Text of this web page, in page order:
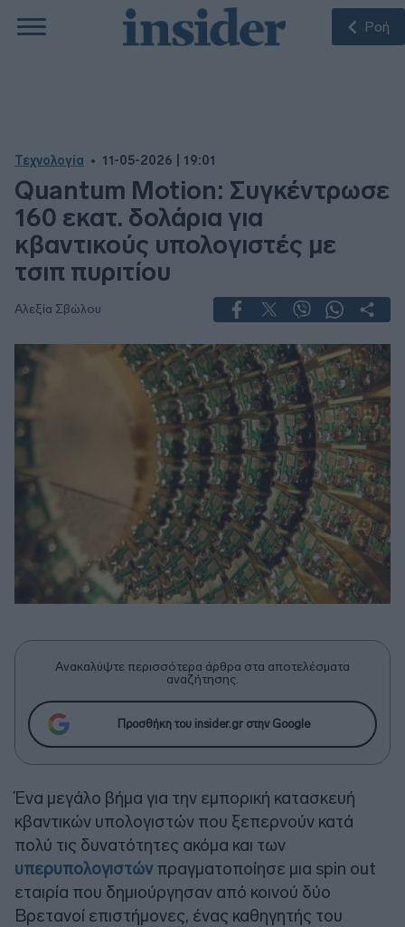
Ροή
Τεχνολογία 11-05-2026 | 19:01
Quantum Motion: Συγκέντρωσε
160 εκατ. δολάρια για
κβαντικούς υπολογιστές με
τσιπ πυριτίου
Αλεξία Σβώλου
Ανακαλύψτε περισσότερα άρθρα στα αποτελέσματα
αναζήτησης.
Προσθήκη του insider.gr στην Google
Ένα μεγάλο βήμα για την εμπορική κατασκευή
κβαντικών υπολογιστών που ξεπερνούν κατά
πολύ τις δυνατότητες ακόμα και των
υπερυπολογιστώνπραγματοποίησε μια spin out
εταιρία που δημιούργησαν από κοινού δύο
Βρετανοί επιστήμονες, ένας καθηγητής του